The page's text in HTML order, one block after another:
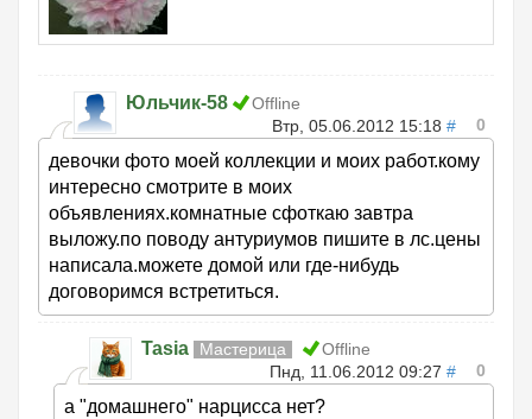
Юльчик-58
Offline
Втр, 05.06.2012 15:18 # 0
девочки фото моей коллекции и моих работ.кому
интересно смотрите в моих
объявлениях.комнатные сфоткаю завтра
выложу.по поводу антуриумов пишите в лс.цены
написала.можете домой или где-нибудь
договоримся встретиться.
Tasia Мастерица
Offline
Пнд, 11.06.2012 09:27 # 0
а "домашнего" нарцисса нет?